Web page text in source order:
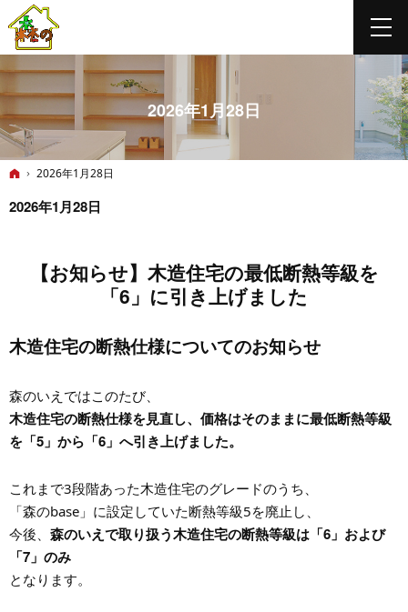
2026年1月28日
ホーム
2026年1月28日
2026年1月28日
【お知らせ】木造住宅の最低断熱等級を
「6」に引き上げました
木造住宅の断熱仕様についてのお知らせ
森のいえではこのたび、
木造住宅の断熱仕様を見直し、価格はそのままに最低断熱等級
を「5」から「6」へ引き上げました。
これまで3段階あった木造住宅のグレードのうち、
「森のbase」に設定していた断熱等級5を廃止し、
今後、 森のいえで取り扱う木造住宅の断熱等級は「6」および
「7」のみ
となります。